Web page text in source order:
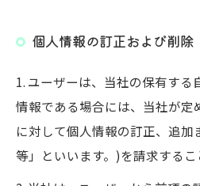
個人情報の訂正および削除
1. ユーザーは、当社の保有する
情報である場合には、当社が定
に対して個人情報の訂正、追
等」といいます。)を請求するこ